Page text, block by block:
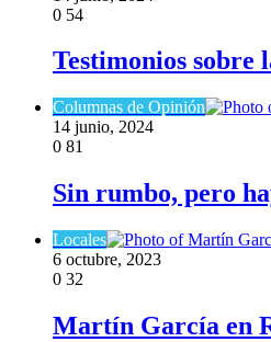
0 54
Testimonios
Columnas de Opinión
14 junio, 2024
0 81
Sin rumbo, pero
Locales
6 octubre, 2023
0 32
Martín García en